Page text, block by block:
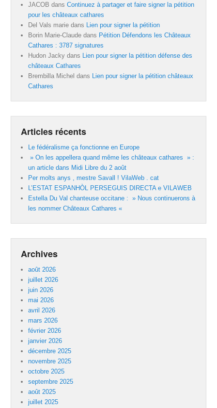
JACOB dansContinuez à partager et faire signer la pétition
pour les châteaux cathares
Del Vals marie dans Lien pour signer la pétition
Borin Marie-Claude dans Pétition Défendons les Châteaux
Cathares : 3787 signatures
Hudon Jacky dans Lien pour signer la pétition défense des
châteaux Cathares
Brembilla Michel dans Lien pour signer la pétition châteaux
Cathares
Articles récents
Le fédéralisme ça fonctionne en Europe
» On les appellera quand même les châteaux cathares » :
un article dans Midi Libre du 2 août
Per molts anys , mestre Savall ! VilaWeb . cat
L’ESTAT ESPANHÒL PERSEGUIS DIRECTA e VILAWEB
Estella Du Val chanteuse occitane : » Nous continuerons à
les nommer Châteaux Cathares «
Archives
août 2026
juillet 2026
juin 2026
mai 2026
avril 2026
mars 2026
février 2026
janvier 2026
décembre 2025
novembre 2025
octobre 2025
septembre 2025
août 2025
juillet 2025